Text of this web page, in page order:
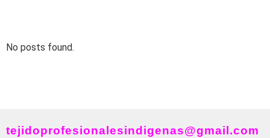
No posts found.
tejidoprofesionalesindigenas@gmail.com